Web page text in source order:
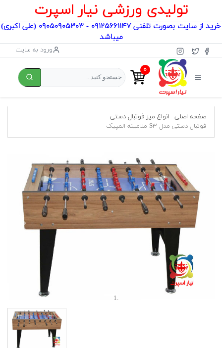
تولیدی ورزشی نیار اسپرت
خرید از سایت بصورت تلفنی ۰۹۱۲۵۶۶۱۱۴۷ - ۰۹۰۵۰۹۰۵۳۰۳ (علی اکبری)
میباشد
ورود به سایت
۰
صفحه اصلی
انواع میز فوتبال دستی
فوتبال دستی مدل S۳ ملامینه المپیک
Previous